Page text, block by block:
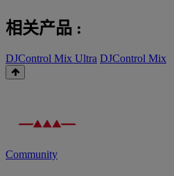
相关产品 :
DJControl Mix Ultra DJControl Mix
Community